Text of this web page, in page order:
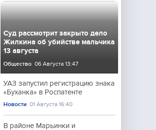
Суд рассмотрит закрыто дело
Жилкина об убийстве мальчика
13 августа
Общество 06 Августа 13:47
УАЗ запустил регистрацию знака
«Буханка» в Роспатенте
Новости 01 Августа 16:40
В районе Марьинки и